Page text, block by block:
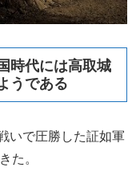
時代には高取城
うである
いで圧勝した証如軍
た。